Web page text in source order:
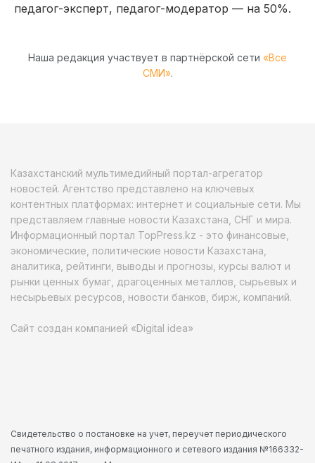
педагог-эксперт, педагог-модератор — на 50%.
Наша редакция участвует в партнёрской сети «Все
СМИ».
Казахстанский мультимедийный портал-агрегатор
новостей. Агентство представлено на ключевых
контентных платформах: интернет и социальные сети. Мы
представляем главные новости Казахстана, СНГ и мира.
Информационный портал TopPress.kz - это финансовые,
экономические, политические новости Казахстана,
аналитика, рейтинги, выводы и прогнозы, курсы валют и
рынки ценных бумаг, драгоценных металлов, сырьевых и
несырьевых ресурсов, новости банков, бирж, компаний.
Сайт создан компанией «Digital idea»
Свидетельство о постановке на учет, переучет периодического
печатного издания, информационного и сетевого издания №166332-